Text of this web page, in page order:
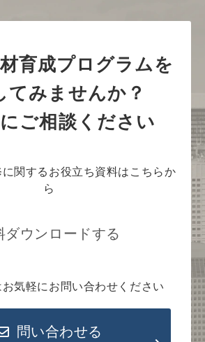
育成プログラムを
てみませんか？
ご相談ください
関するお役立ち資料はこちらか
ら
ダウンロードする
気軽にお問い合わせください
問い合わせる